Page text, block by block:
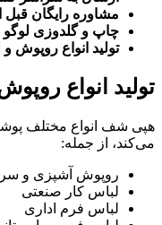
مشاوره رایگان قبل
چاپ و گلدوزی لوگو
تولید انواع روپوش
تولید انواع
هپی شف انواع مختلف
می‌کند، از جمله:
روپوش آشپزی و
لباس کار صنعتی
لباس فرم اداری